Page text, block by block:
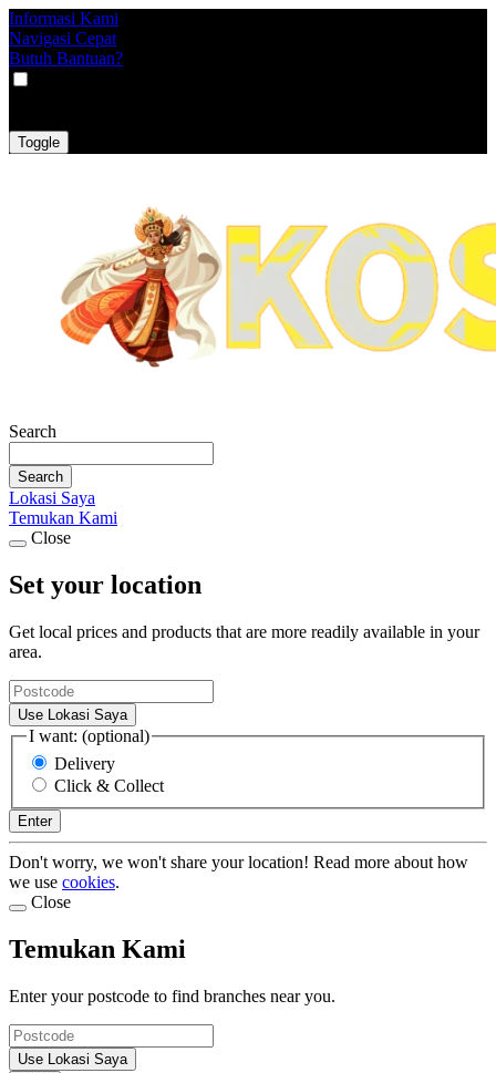
Informasi Kami
Navigasi Cepat
Butuh Bantuan?
Toggle
Search
Search
Lokasi Saya
Temukan Kami
Close
Set your location
Get local prices and products that are more readily available in your
area.
Use Lokasi Saya
I want: (optional)
Delivery
Click & Collect
Enter
Don't worry, we won't share your location! Read more about how
we use cookies.
Close
Temukan Kami
Enter your postcode to find branches near you.
Use Lokasi Saya